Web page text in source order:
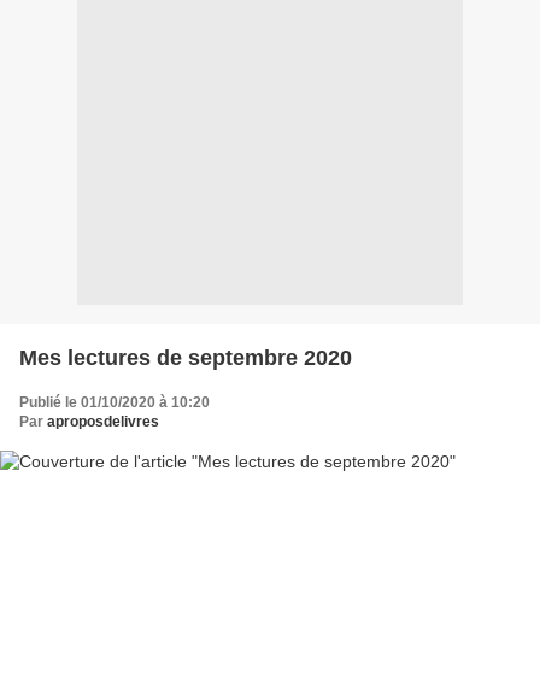
Mes lectures de septembre 2020
Publié le 01/10/2020 à 10:20
Par aproposdelivres